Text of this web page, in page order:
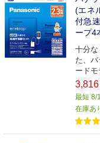
(エネ
付急
ープ4
十分な
た、
ード
3,816
最短 8/
在庫あ